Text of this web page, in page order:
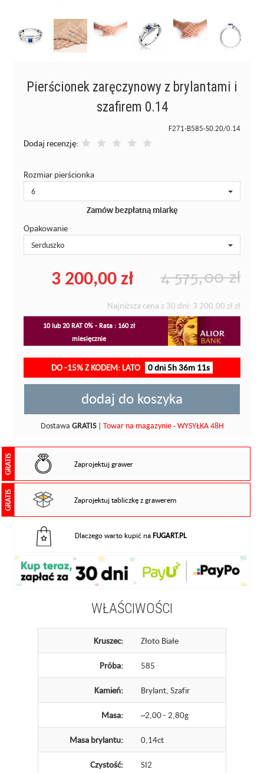
Pierścionek zaręczynowy z brylantami i
szafirem 0.14
F271-B585-S0.20/0.14
Dodaj recenzję:
Rozmiar pierścionka
6
Zamów bezpłatną miarkę
Opakowanie
Serduszko
4 575,00 zł
3 200,00 zł
Najniższa cena z 30 dni: 3 200,00 zł zł
10 lub 20 RAT 0% - Rata : 160 zł
miesięcznie
DO -15% Z KODEM: LATO 0 dni 5h 36m 10s
dodaj do koszyka
Dostawa GRATIS| Towar na magazynie - WYSYŁKA 48H
GRATIS Zaprojektuj grawer
GRATIS Zaprojektuj tabliczkę z grawerem
Dlaczego warto kupić naFUGART.PL
WŁAŚCIWOŚCI
Kruszec: Złoto Białe
Próba: 585
Kamień: Brylant, Szafir
Masa: ~2,00 - 2,80g
Masa brylantu: 0,14ct
Czystość: SI2